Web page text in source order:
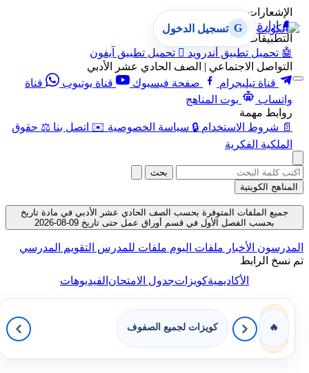
الإشعارات
🔔 إدارة الإشعارات
التطبيقات
🤖 تحميل تطبيق أندرويد  تحميل تطبيق آيفون
التواصل الاجتماعي | الصف الحادي عشر الأدبي
قناة تيليجرام
صفحة فيسبوك قناة يوتيوب
قناة
واتساب
بوت المناهج
روابط مهمة
📄 شروط الاستخدام 🔒 سياسة الخصوصية ✉️ اتصل بنا ⚖️ حقوق
الملكية الفكرية
G تسجيل الدخول
بحث
المناهج الكويتية
جميع الملفات المتوفرة بحسب الصف الحادي عشر الأدبي في مادة تاريخ
بحسب الفصل الأول في قسم أوراق عمل حتى تاريخ 09-08-2026
المدرسون الأخبار ملفات اليوم ملفات للمدرس التقويم المدرسي
تم نسخ الرابط
الأكاديميةكويزاتجدول الامتحانالفيديوهات
🔥 كويزات لجميع الصفوف